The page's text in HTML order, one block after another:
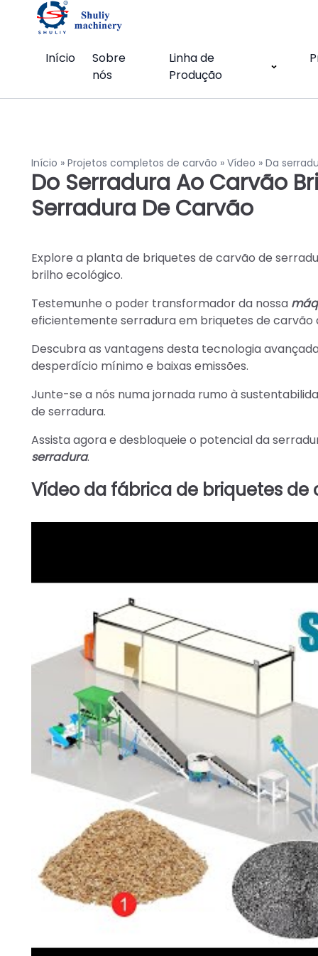
Início
Sobre
nós
Linha de
Produção
Início » Projetos completos de carvão » Vídeo » Da
Do Serradura Ao Carvão
Serradura De Carvão
Explore a planta de briquetes de carvão de
brilho ecológico.
Testemunhe o poder transformador da nossa
eficientemente serradura em briquetes de carvão
Descubra as vantagens desta tecnologia
desperdício mínimo e baixas emissões.
Junte-se a nós numa jornada rumo à
de serradura.
Assista agora e desbloqueie o potencial da
serradura.
Vídeo da fábrica de briquetes